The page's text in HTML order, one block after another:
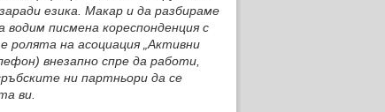
езика. Макар и да разбираме
водим писмена кореспонденция с
ролята на асоциация „Активни
внезапно спре да работи,
ни партньори да се
ви.